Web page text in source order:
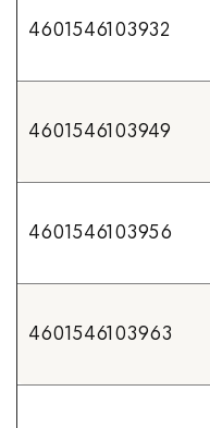
4601546103932
4601546103949
4601546103956
4601546103963